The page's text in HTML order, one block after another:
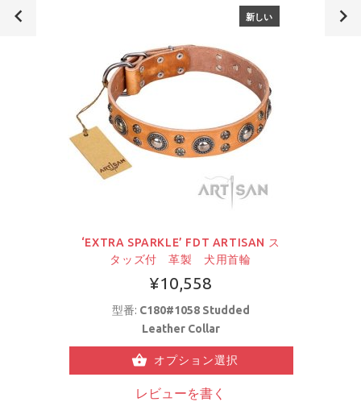
‘EXTRA SPARKLE’ FDT ARTISAN ス
タッズ付 革製 犬用首輪
新しい
¥10,558
型番: C180#1058 Studded
Leather Collar
オプション選択
レビューを書く